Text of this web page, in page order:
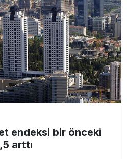
endeksi bir önceki
arttı